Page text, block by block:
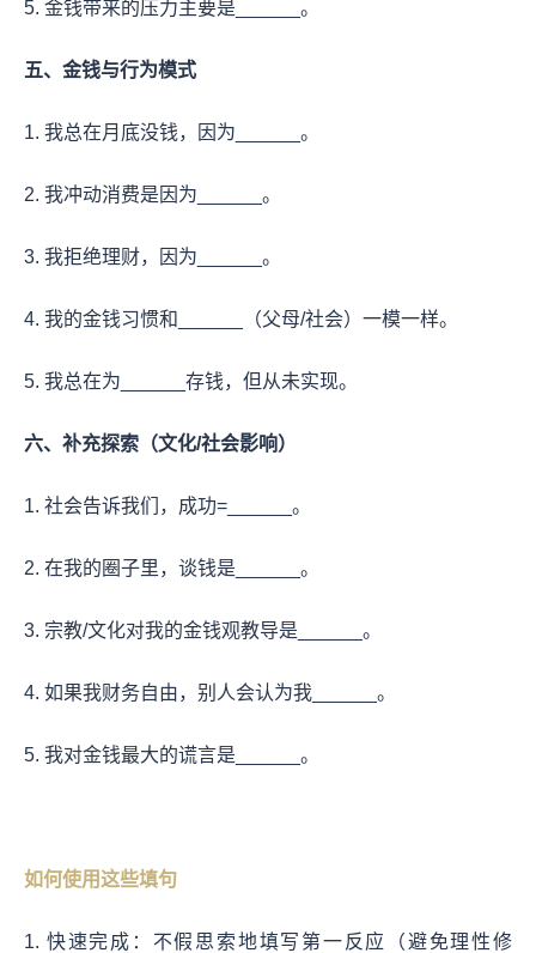
5. 金钱带来的压力主要是______。
五、金钱与行为模式
1. 我总在月底没钱，因为______。
2. 我冲动消费是因为______。
3. 我拒绝理财，因为______。
4. 我的金钱习惯和______（父母/社会）一模一样。
5. 我总在为______存钱，但从未实现。
六、补充探索（文化/社会影响）
1. 社会告诉我们，成功=______。
2. 在我的圈子里，谈钱是______。
3. 宗教/文化对我的金钱观教导是______。
4. 如果我财务自由，别人会认为我______。
5. 我对金钱最大的谎言是______。
如何使用这些填句
1. 快速完成：不假思索地填写第一反应（避免理性修